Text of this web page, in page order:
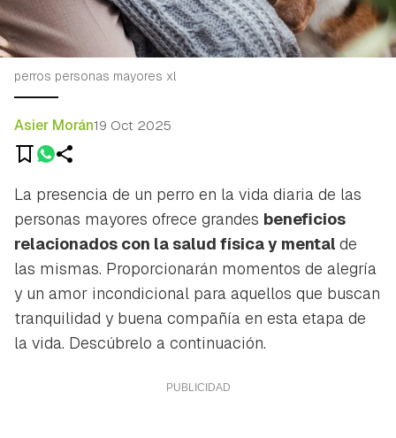
perros personas mayores xl
Asier Morán19 Oct 2025
La presencia de un perro en la vida diaria de las
personas mayores ofrece grandes beneficios
relacionados con la salud física y mental de
las mismas. Proporcionarán momentos de alegría
y un amor incondicional para aquellos que buscan
tranquilidad y buena compañía en esta etapa de
la vida. Descúbrelo a continuación.